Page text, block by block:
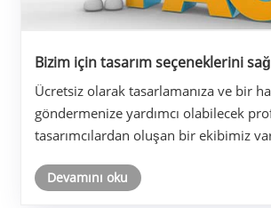
Bizim için tasarım seçeneklerini
kadar sürer?
Ücretsiz olarak tasarlamanıza ve bir
göndermenize yardımcı olabilecek
tasarımcılardan oluşan bir ekibimiz
Devamını oku